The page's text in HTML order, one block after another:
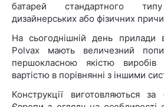
батарей стандартного
дизайнерських або фізичних
На сьогоднішній день прилади
Polvax мають величезний
першокласною якістю
вартістю в порівнянні з іншими
Конструкції виготовляються за